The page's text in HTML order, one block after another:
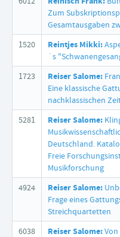
Zum
Gesamtausgaben
1520
Reintjes Mikki:
´s
1723
Reiser Salome:
Eine klassische
nachklassischen
5281
Reiser Salome:
Deutschland.
Freie
Musikforschung
4924
Reiser Salome:
Frage eines
Streichquartetten
6038
Reiser Salome: